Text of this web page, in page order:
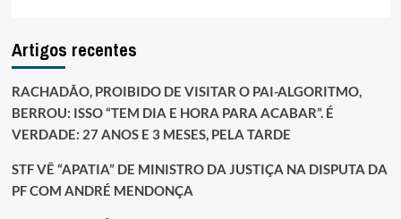
Artigos recentes
RACHADÃO, PROIBIDO DE VISITAR O PAI-ALGORITMO,
BERROU: ISSO “TEM DIA E HORA PARA ACABAR”. É
VERDADE: 27 ANOS E 3 MESES, PELA TARDE
STF VÊ “APATIA” DE MINISTRO DA JUSTIÇA NA DISPUTA DA
PF COM ANDRÉ MENDONÇA